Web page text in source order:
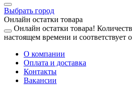
Выбрать город
Онлайн остатки товара
Онлайн остатки товара!
настоящем времени и соответствует
О компании
Оплата и доставка
Контакты
Вакансии